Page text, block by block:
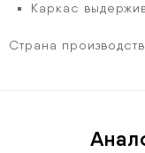
Каркас
Страна